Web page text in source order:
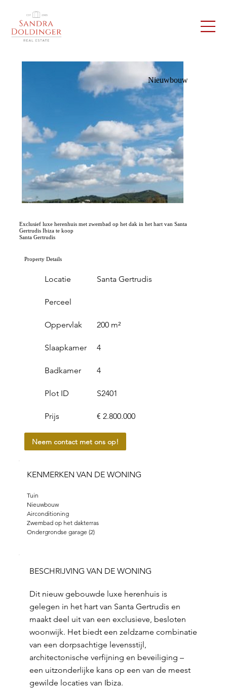
Nieuwbouw
Exclusief luxe herenhuis met zwembad op het dak in het hart van Santa
Gertrudis Ibiza te koop
Santa Gertrudis
Property Details
Locatie
Perceel
Oppervlak
Santa Gertrudis
200 m²
Slaapkamer
Badkamer
4
4
Plot ID
Prijs
S2401
€ 2.800.000
Neem contact met ons op!
KENMERKEN VAN DE WONING
Tuin
Nieuwbouw
Airconditioning
Zwembad op het dakterras
Ondergrondse garage (2)
BESCHRIJVING VAN DE WONING
Dit nieuw gebouwde luxe herenhuis is
gelegen in het hart van Santa Gertrudis en
maakt deel uit van een exclusieve, besloten
woonwijk. Het biedt een zeldzame combinatie
van een dorpsachtige levensstijl,
architectonische verfijning en beveiliging –
een uitzonderlijke kans op een van de meest
gewilde locaties van Ibiza.